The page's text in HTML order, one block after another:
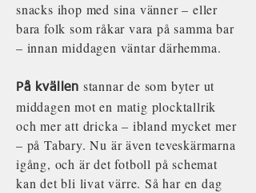
snacks ihop med sina vänner – eller
bara folk som råkar vara på samma bar
– innan middagen väntar därhemma.
På kvällen stannar de som byter ut
middagen mot en matig plocktallrik
och mer att dricka – ibland mycket mer
– på Tabary. Nu är även teveskärmarna
igång, och är det fotboll på schemat
kan det bli livat värre. Så har en dag